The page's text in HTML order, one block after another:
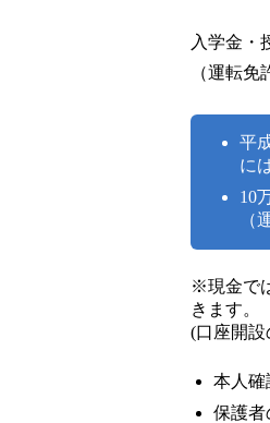
入学金・
（運転
平
に
10
（
※現金で
きます。
(口座開
本人確
保護者